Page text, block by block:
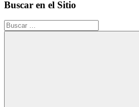
Buscar en el Sitio
Buscar: